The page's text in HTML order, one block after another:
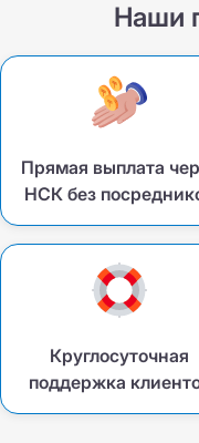
Наши
Прямая выплата
НСК без
Круглосуточная
поддержка